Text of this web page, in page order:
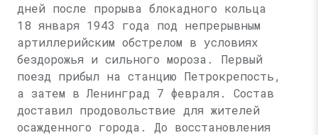
дней после прорыва блокадного кольца
18 января 1943 года под непрерывным
артиллерийским обстрелом в условиях
бездорожья и сильного мороза. Первый
поезд прибыл на станцию Петрокрепость,
а затем в Ленинград 7 февраля. Состав
доставил продовольствие для жителей
осажденного города. До восстановления